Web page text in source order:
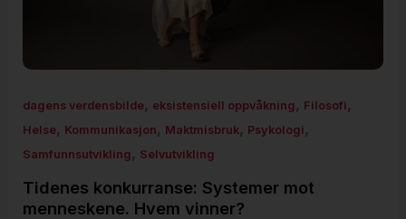
dagens verdensbilde, eksistensiell oppvåkning , Filosofi ,
Helse, Kommunikasjon , Maktmisbruk, Psykologi ,
Samfunnsutvikling , Selvutvikling
Tidenes konkurranse: Systemer mot
menneskene. Hvem vinner?